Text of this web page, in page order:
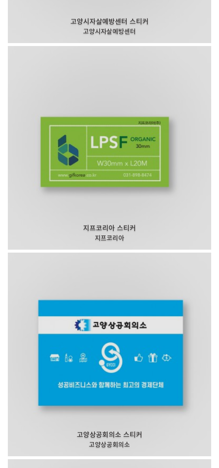
고양시자살예방센터 스티커
고양시자살예방센터
지프코리아 스티커
지프코리아
고양상공회의소 스티커
고양상공회의소